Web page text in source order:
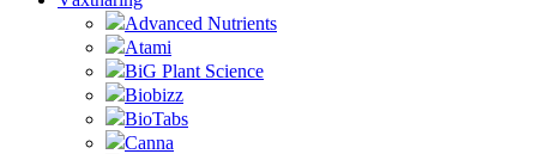
Advanced Nutrients
Atami
BiG Plant Science
Biobizz
BioTabs
Canna